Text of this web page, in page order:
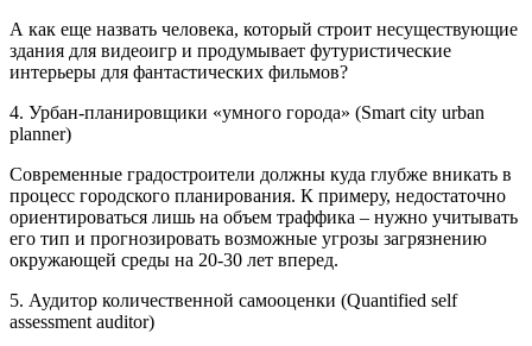
А как еще назвать человека, который строит несуществующие
здания для видеоигр и продумывает футуристические
интерьеры для фантастических фильмов?
4. Урбан-планировщики «умного города» (Smart city urban
planner)
Современные градостроители должны куда глубже вникать в
процесс городского планирования. К примеру, недостаточно
ориентироваться лишь на объем траффика – нужно учитывать
его тип и прогнозировать возможные угрозы загрязнению
окружающей среды на 20-30 лет вперед.
5. Аудитор количественной самооценки (Quantified self
assessment auditor)